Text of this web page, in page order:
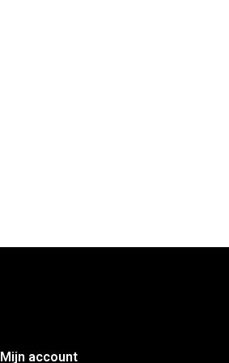
Mijn account